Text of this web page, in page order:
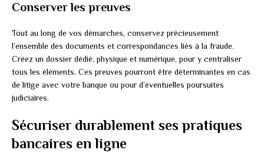
Conserver les preuves
Tout au long de vos démarches, conservez précieusement
l’ensemble des documents et correspondances liés à la fraude.
Créez un dossier dédié, physique et numérique, pour y centraliser
tous les éléments. Ces preuves pourront être déterminantes en cas
de litige avec votre banque ou pour d’éventuelles poursuites
judiciaires.
Sécuriser durablement ses pratiques
bancaires en ligne